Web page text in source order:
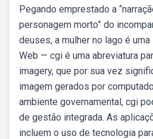
Pegando emprestado a
personagem morto” do
deuses, a mulher no lago é
Web — cgi é uma abreviatura
imagery, que por sua vez
imagem gerados por
ambiente governamental, cgi
de gestão integrada. As
incluem o uso de tecnologia